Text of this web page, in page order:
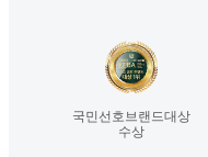
국민선호브랜드대상
수상